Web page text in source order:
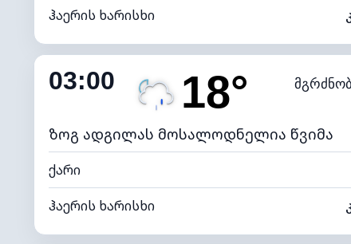
ჰაერის ხარისხი
შიდა ტენიანობა
ნამის წერტილი
განათების ინდექსი
03:00 18°
ზოგ ადგილას მოსალოდნელია წვიმა
ქარი
ჰაერის ხარისხი